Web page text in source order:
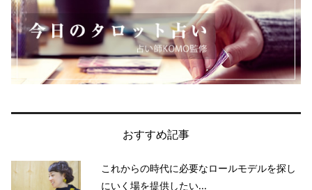
おすすめ記事
これからの時代に必要なロールモデルを探し
にいく場を提供したい...
当サイトとは